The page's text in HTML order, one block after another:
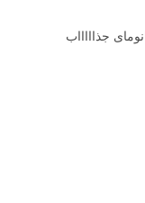
جذاااااب